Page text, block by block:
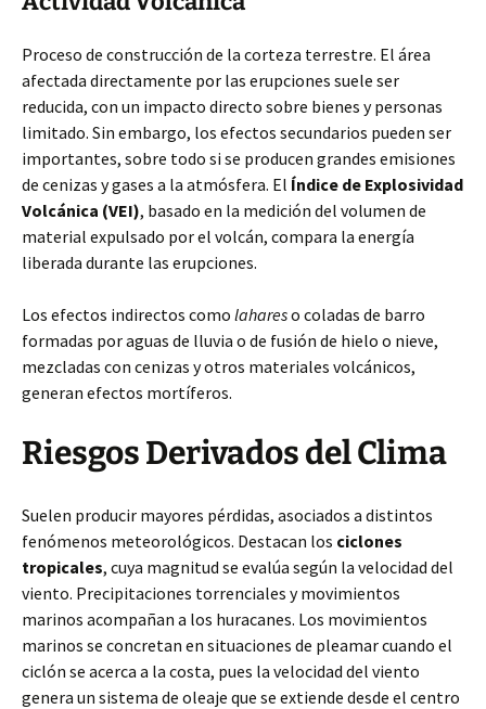
Proceso de construcción de la corteza terrestre. El área
afectada directamente por las erupciones suele ser
reducida, con un impacto directo sobre bienes y personas
limitado. Sin embargo, los efectos secundarios pueden ser
importantes, sobre todo si se producen grandes emisiones
de cenizas y gases a la atmósfera. El Índice de Explosividad
Volcánica (VEI), basado en la medición del volumen de
material expulsado por el volcán, compara la energía
liberada durante las erupciones.
Los efectos indirectos como lahareso coladas de barro
formadas por aguas de lluvia o de fusión de hielo o nieve,
mezcladas con cenizas y otros materiales volcánicos,
generan efectos mortíferos.
Riesgos Derivados del Clima
Suelen producir mayores pérdidas, asociados a distintos
fenómenos meteorológicos. Destacan los ciclones
tropicales, cuya magnitud se evalúa según la velocidad del
viento. Precipitaciones torrenciales y movimientos
marinos acompañan a los huracanes. Los movimientos
marinos se concretan en situaciones de pleamar cuando el
ciclón se acerca a la costa, pues la velocidad del viento
genera un sistema de oleaje que se extiende desde el centro